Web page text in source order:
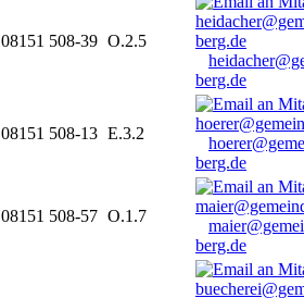
08151 508-39 O.2.5
berg.de
08151 508-13 E.3.2
berg.de
08151 508-57 O.1.7
berg.de